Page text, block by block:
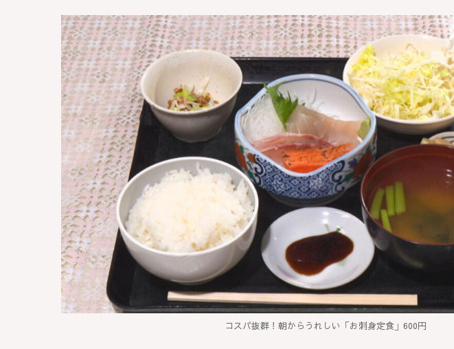
コスパ抜群！朝からうれしい「お刺身定食」600円